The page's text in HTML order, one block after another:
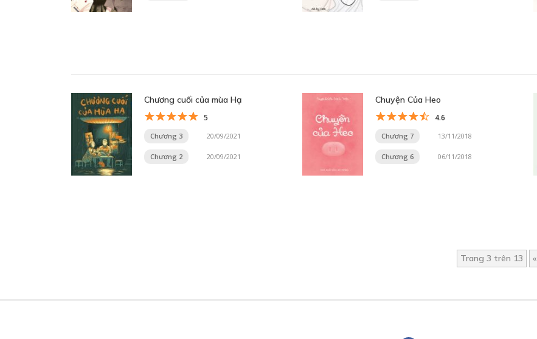
Chương cuối của mùa Hạ
5
Chương 3 20/09/2021
Chương 2 20/09/2021
Chuyện Của Heo
4.6
Chương 7 13/11/2018
Chương 6 06/11/2018
Trang 3 trên 13 «